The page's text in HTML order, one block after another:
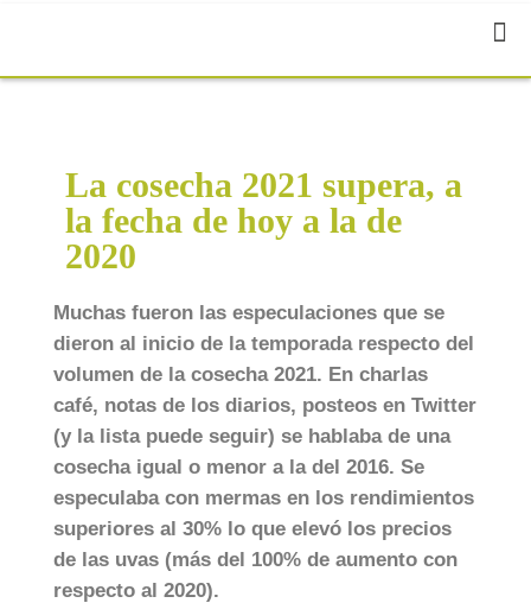
La cosecha 2021 supera, a
la fecha de hoy a la de
2020
Muchas fueron las especulaciones que se
dieron al inicio de la temporada respecto del
volumen de la cosecha 2021. En charlas
café, notas de los diarios, posteos en Twitter
(y la lista puede seguir) se hablaba de una
cosecha igual o menor a la del 2016. Se
especulaba con mermas en los rendimientos
superiores al 30% lo que elevó los precios
de las uvas (más del 100% de aumento con
respecto al 2020).